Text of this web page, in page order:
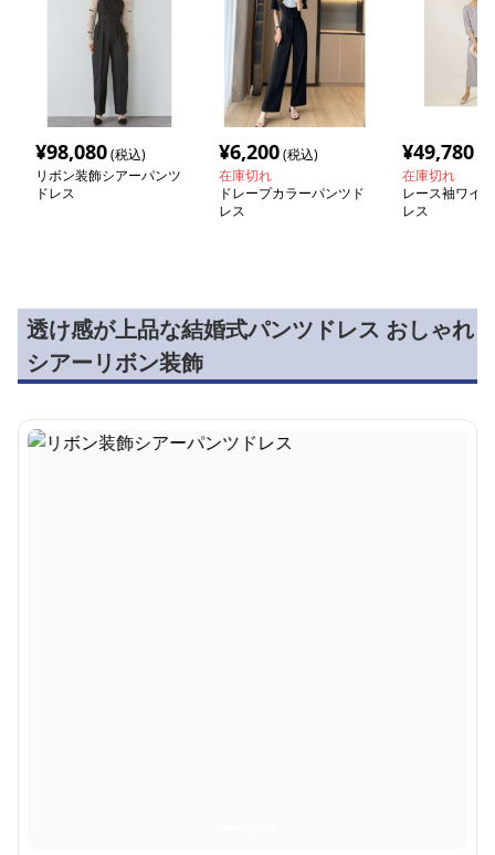
¥98,080(税込)
リボン装飾シアーパンツ
ドレス
¥6,200(税込)
在庫切れ
ドレープカラーパンツド
レス
¥49,780
在庫切れ
レース袖ワイ
レス
透け感が上品な結婚式パンツドレス おしゃれ
シアーリボン装飾